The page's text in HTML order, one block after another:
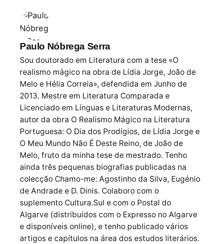
Paulo Nóbrega Serra
Sou doutorado em Literatura com a tese «O
realismo mágico na obra de Lídia Jorge, João de
Melo e Hélia Correia», defendida em Junho de
2013. Mestre em Literatura Comparada e
Licenciado em Línguas e Literaturas Modernas,
autor da obra O Realismo Mágico na Literatura
Portuguesa: O Dia dos Prodígios, de Lídia Jorge e
O Meu Mundo Não É Deste Reino, de João de
Melo, fruto da minha tese de mestrado. Tenho
ainda três pequenas biografias publicadas na
colecção Chamo-me: Agostinho da Silva, Eugénio
de Andrade e D. Dinis. Colaboro com o
suplemento Cultura.Sul e com o Postal do
Algarve (distribuídos com o Expresso no Algarve
e disponíveis online), e tenho publicado vários
artigos e capítulos na área dos estudos literários.